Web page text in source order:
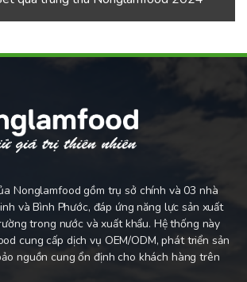
Sum Vầy - Tết nhà đông đúc, chúc
Love is the greatest - Tròn đầy yêu
- Nguyễn Tấn Khánh [Offcial
Hành Trình Biến Đổi: Từ Startup Đến
Phục Thế Giới - Bí Quyết Thành
Factory Tour | With Dr.
Thien Trung Le – Featured on CNA TV
Nonglamfood gồm trụ sở chính và 03 nhà
và Bình Phước, đáp ứng năng lực sản xuất
trong nước và xuất khẩu. Hệ thống này
cung cấp dịch vụ OEM/ODM, phát triển sản
nguồn cung ổn định cho khách hàng trên